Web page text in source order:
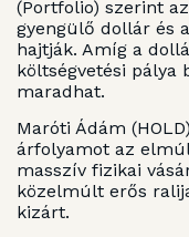
(Portfolio) szerint
gyengülő dollár és
hajtják. Amíg a
költségvetési pálya
maradhat.
Maróti Ádám
árfolyamot az
masszív fizikai
közelmúlt erős
kizárt.